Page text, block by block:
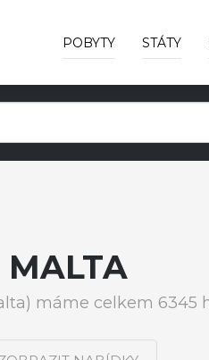
POBYTY STÁTY
MALTA
máme celkem 6345